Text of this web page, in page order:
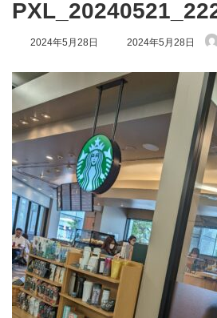
2024年5月28日
最
新
時
:
2024年5月28日